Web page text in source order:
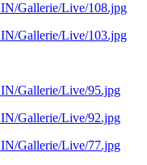
Gallerie/Live/108.jpg
Gallerie/Live/103.jpg
Gallerie/Live/95.jpg
Gallerie/Live/92.jpg
Gallerie/Live/77.jpg